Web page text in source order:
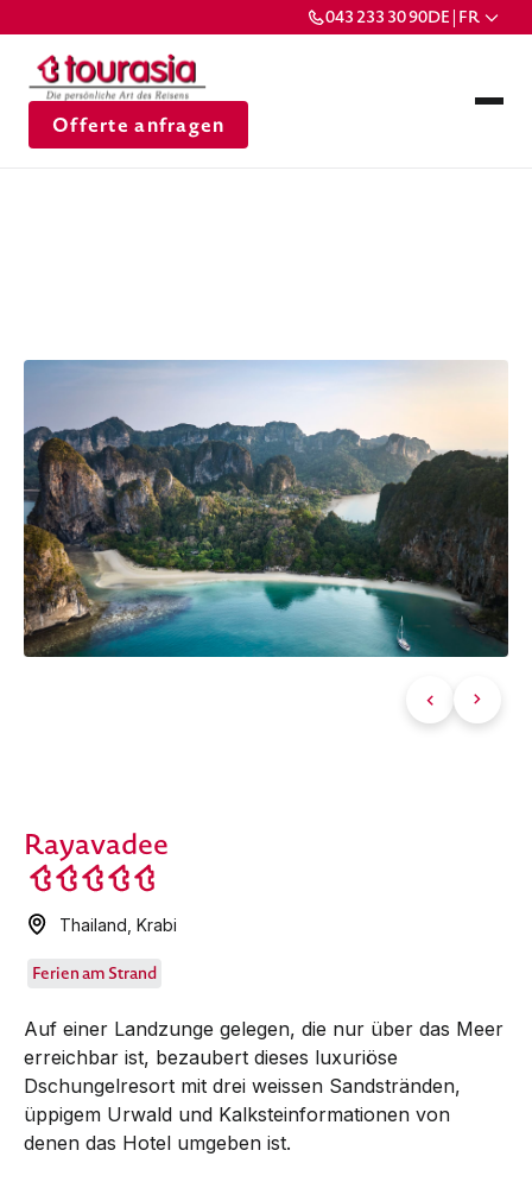
043 233 30 90DE | FR
Offerte anfragen
Rayavadee
Thailand ,Krabi
Ferien am Strand
Auf einer Landzunge gelegen, die nur über das Meer
erreichbar ist, bezaubert dieses luxuriöse
Dschungelresort mit drei weissen Sandstränden,
üppigem Urwald und Kalksteinformationen von
denen das Hotel umgeben ist.